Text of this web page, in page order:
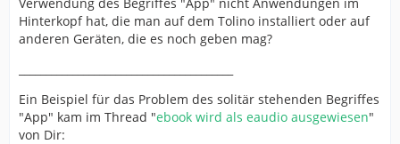
Hinterkopf hat, die man auf dem Tolino installiert oder auf
anderen Geräten, die es noch geben mag?
Ein Beispiel für das Problem des solitär stehenden Begriffes
"App" kam im Thread "ebook wird als eaudio ausgewiesen"
von Dir: